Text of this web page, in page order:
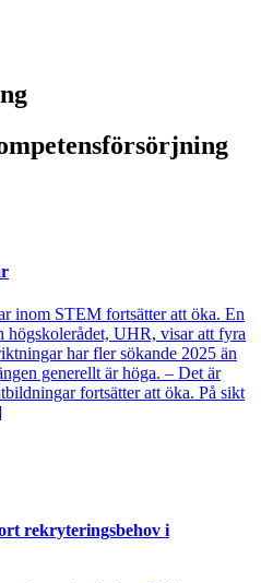
inom STEM fortsätter att öka. En
högskolerådet, UHR, visar att fyra
har fler sökande 2025 än
generellt är höga. – Det är
fortsätter att öka. På sikt
rekryteringsbehov i